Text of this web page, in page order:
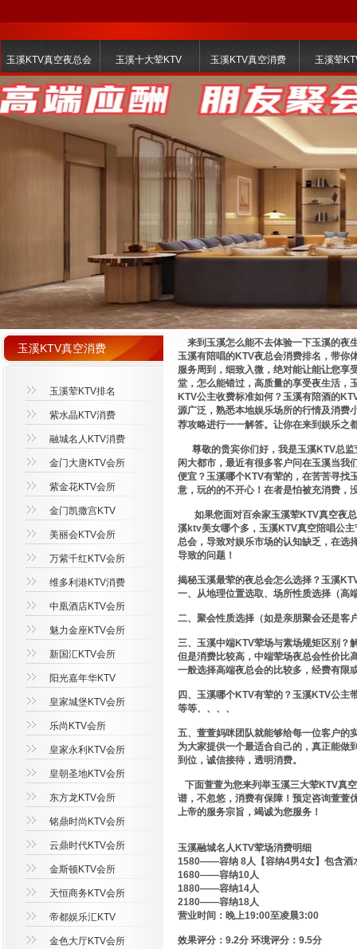
玉溪KTV真空夜总会 玉溪十大荤KTV 玉溪KTV真空消费 玉溪荤
玉溪KTV真空消费
玉溪荤KTV排名
紫水晶KTV消费
融城名人KTV消费
金门大唐KTV会所
紫金花KTV会所
金门凯撒宫KTV
美丽会KTV会所
万紫千红KTV会所
维多利港KTV消费
中凰酒店KTV会所
魅力金座KTV会所
新国汇KTV会所
阳光嘉年华KTV
皇家城堡KTV会所
乐尚KTV会所
皇家永利KTV会所
皇朝圣地KTV会所
东方龙KTV会所
铭鼎时尚KTV会所
云鼎时代KTV会所
金斯顿KTV会所
天恒商务KTV会所
帝都娱乐汇KTV
金色大厅KTV会所
来到玉溪怎么能不去体验一下玉溪的夜
玉溪有陪唱的KTV夜总会消费排名，带你
服务周到，细致入微，绝对能让能让您享
堂，怎么能错过，高质量的享受夜生活，
KTV公主收费标准如何？玉溪有陪酒的
源广泛，熟悉本地娱乐场所的行情及消费
荐攻略进行一一解答。让你在来到娱乐之
尊敬的贵宾你们好，我是玉溪KTV总监
闲大都市，最近有很多客户问在玉溪当我
便宜？玉溪哪个KTV有荤的，在苦苦寻找
意，玩的的不开心！在者是怕被充消费，
如果您面对百余家玉溪荤KTV真空夜总
溪ktv美女哪个多，玉溪KTV真空陪唱公
总会，导致对娱乐市场的认知缺乏，在选
导致的问题！
揭秘玉溪最荤的夜总会怎么选择？玉溪
一、从地理位置选取、场所性质选择（高
二、聚会性质选择（如是亲朋聚会还是客
三、玉溪中端KTV荤场与素场规矩区别？
但是消费比较高，中端荤场夜总会性价比
一般选择高端夜总会的比较多，经费有限
四、玉溪哪个KTV有荤的？玉溪KTV公主
等等、、、、
五、萱萱妈咪团队就能够给每一位客户的
为大家提供一个最适合自己的，真正能做
到位，诚信接待，透明消费。
下面萱萱为您来列举玉溪三大荤KTV真
谱，不忽悠，消费有保障！预定咨询萱萱
上帝的服务宗旨，竭诚为您服务！
玉溪融城名人KTV荤场消费明细
1580——容纳 8人【容纳4男4女】包含酒
1680——容纳10人
1880——容纳14人
2180——容纳18人
营业时间：晚上19:00至凌晨3:00
效果评分：9.2分 环境评分：9.5分